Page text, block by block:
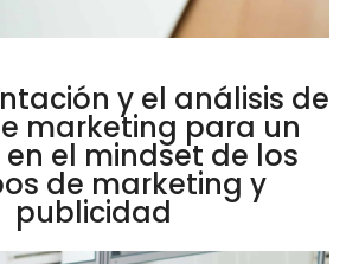
y el análisis de
marketing para un
el mindset de los
de marketing y
publicidad